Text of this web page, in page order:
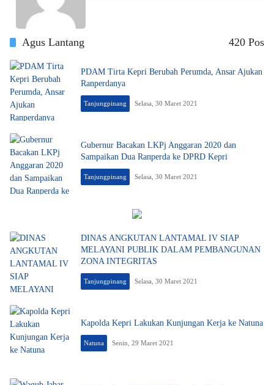
Agus Lantang 420 Pos
PDAM Tirta Kepri Berubah Perumda, Ansar Ajukan
Ranperdanya
Tanjungpinang Selasa, 30 Maret 2021
Gubernur Bacakan LKPj Anggaran 2020 dan
Sampaikan Dua Ranperda ke DPRD Kepri
Tanjungpinang Selasa, 30 Maret 2021
DINAS ANGKUTAN LANTAMAL IV SIAP
MELAYANI PUBLIK DALAM PEMBANGUNAN
ZONA INTEGRITAS
Tanjungpinang Selasa, 30 Maret 2021
Kapolda Kepri Lakukan Kunjungan Kerja ke Natuna
Natuna Senin, 29 Maret 2021